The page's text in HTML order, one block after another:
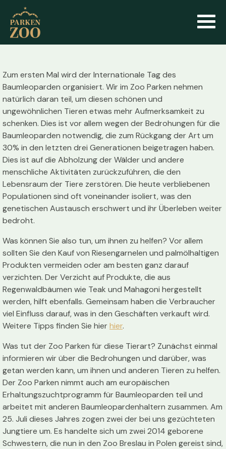
Zum ersten Mal wird der Internationale Tag des
Baumleoparden organisiert. Wir im Zoo Parken nehmen
natürlich daran teil, um diesen schönen und
ungewöhnlichen Tieren etwas mehr Aufmerksamkeit zu
schenken. Dies ist vor allem wegen der Bedrohungen für die
Baumleoparden notwendig, die zum Rückgang der Art um
30% in den letzten drei Generationen beigetragen haben.
Dies ist auf die Abholzung der Wälder und andere
menschliche Aktivitäten zurückzuführen, die den
Lebensraum der Tiere zerstören. Die heute verbliebenen
Populationen sind oft voneinander isoliert, was den
genetischen Austausch erschwert und ihr Überleben weiter
bedroht.
Was können Sie also tun, um ihnen zu helfen? Vor allem
sollten Sie den Kauf von Riesengarnelen und palmölhaltigen
Produkten vermeiden oder am besten ganz darauf
verzichten. Der Verzicht auf Produkte, die aus
Regenwaldbäumen wie Teak und Mahagoni hergestellt
werden, hilft ebenfalls. Gemeinsam haben die Verbraucher
viel Einfluss darauf, was in den Geschäften verkauft wird.
Weitere Tipps finden Sie hier hier.
Was tut der Zoo Parken für diese Tierart? Zunächst einmal
informieren wir über die Bedrohungen und darüber, was
getan werden kann, um ihnen und anderen Tieren zu helfen.
Der Zoo Parken nimmt auch am europäischen
Erhaltungszuchtprogramm für Baumleoparden teil und
arbeitet mit anderen Baumleopardenhaltern zusammen. Am
25. Juli dieses Jahres zogen zwei der bei uns gezüchteten
Jungtiere um. Es handelte sich um zwei 2014 geborene
Schwestern, die nun in den Zoo Breslau in Polen gereist sind,